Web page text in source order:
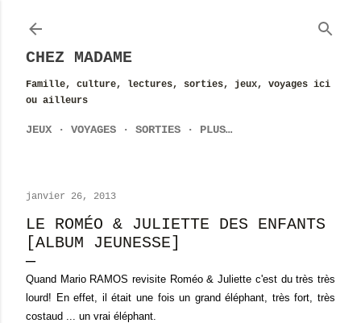
CHEZ MADAME
Famille, culture, lectures, sorties, jeux, voyages ici
ou ailleurs
JEUX VOYAGES SORTIES PLUS…
janvier 26, 2013
LE ROMÉO & JULIETTE DES ENFANTS
[ALBUM JEUNESSE]
Quand Mario RAMOS revisite Roméo & Juliette c'est du très très
lourd! En effet, il était une fois un grand éléphant, très fort, très
costaud ... un vrai éléphant.